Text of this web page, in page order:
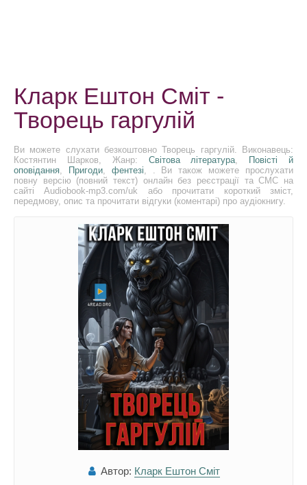
Кларк Ештон Сміт -
Творець гаргулій
Ви можете слухати безкоштовно Творець гаргулій. Виконавець:
Костянтин Шарков, Жанр: Світова література,
Повісті й
оповідання, Пригоди, фентезі, . Ви також можете прослухати
повну версію (повний текст) онлайн без реєстрації та СМС на
сайті Audiobook-mp3.com/uk або прочитати короткий зміст,
передмову, опис та прочитати відгуки (коментарі) про аудіокнигу.
Автор: Кларк Ештон Сміт